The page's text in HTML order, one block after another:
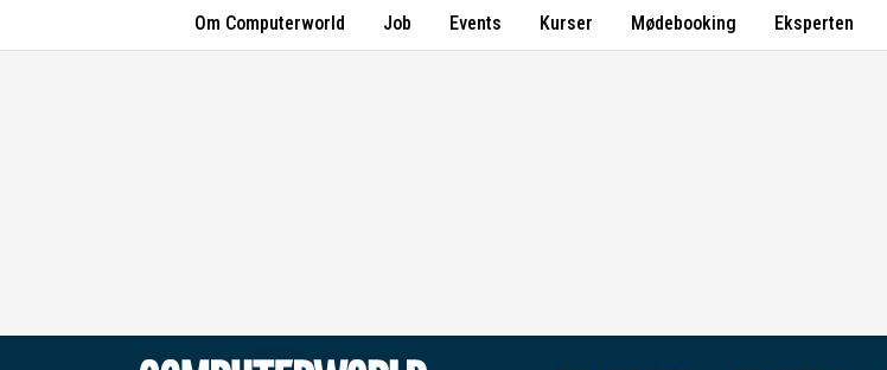
Om Computerworld Job Events Kurser Mødebooking Eksperten